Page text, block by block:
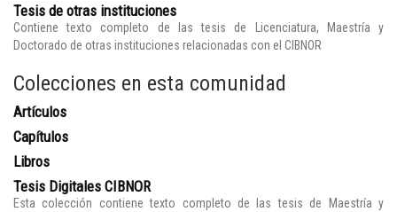
Tesis de otras instituciones
Contiene texto completo de las tesis de Licenciatura, Maestría y
Doctorado de otras instituciones relacionadas con el CIBNOR
Colecciones en esta comunidad
Artículos
Capítulos
Libros
Tesis Digitales CIBNOR
Esta colección contiene texto completo de las tesis de Maestría y